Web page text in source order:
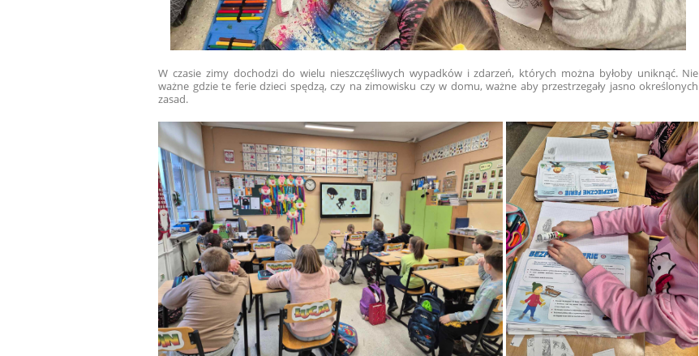
W czasie zimy dochodzi do wielu nieszczęśliwych wypadków i zdarzeń, których można byłoby uniknąć. Nie
ważne gdzie te ferie dzieci spędzą, czy na zimowisku czy w domu, ważne aby przestrzegały jasno określonych
zasad.